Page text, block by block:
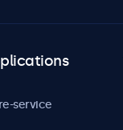
service